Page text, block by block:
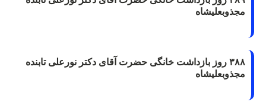
مجذوبعلیشاه
۳۸۸ روز بازداشت خانگی حضرت آقای دکتر نورعلی تابنده
مجذوبعلیشاه